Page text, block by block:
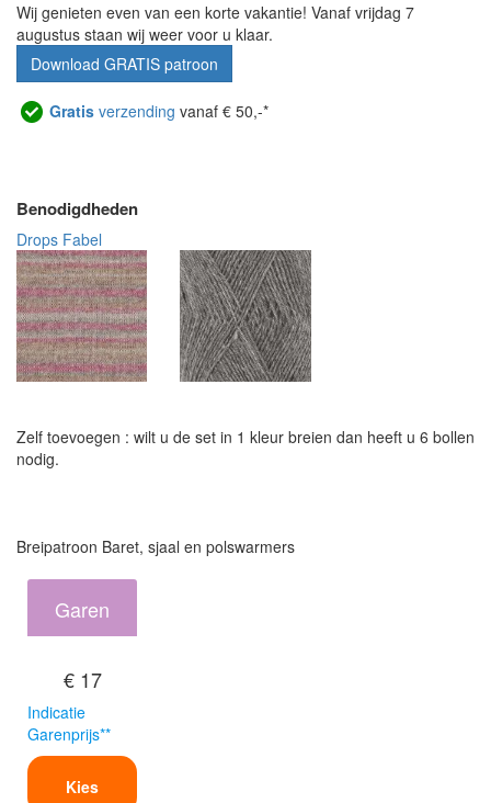
Wij genieten even van een korte vakantie! Vanaf vrijdag 7
augustus staan wij weer voor u klaar.
Download GRATIS patroon
Gratis verzending vanaf € 50,-*
Benodigdheden
Drops Fabel
Zelf toevoegen : wilt u de set in 1 kleur breien dan heeft u 6 bollen
nodig.
Breipatroon Baret, sjaal en polswarmers
Garen
€ 17
Indicatie
Garenprijs**
Kies